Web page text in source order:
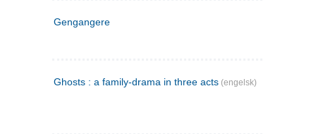
Gengangere
Ghosts : a family-drama in three acts (engelsk)